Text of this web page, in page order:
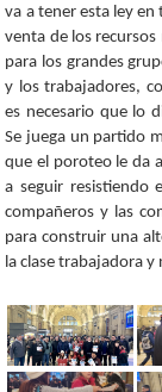
va a tener esta ley
venta de los
para los grandes
y los trabajadores,
es necesario que lo
Se juega un partido
que el poroteo le da
a seguir resistiendo
compañeros y las
para construir una
la clase trabajadora y